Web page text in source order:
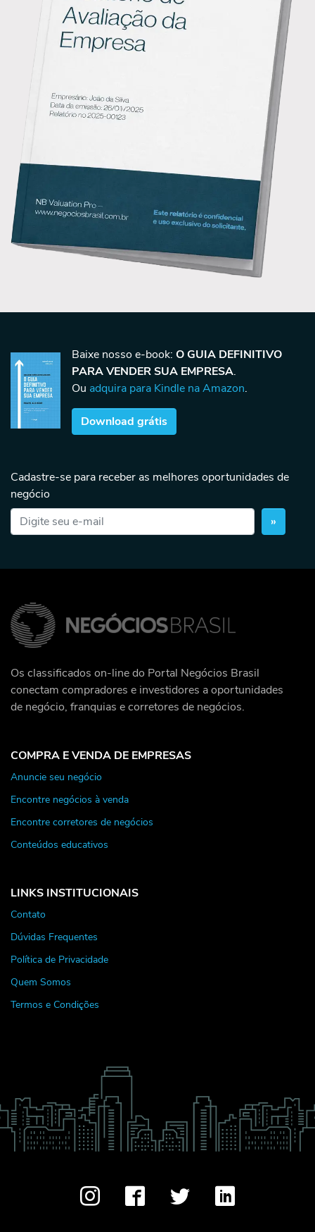
Baixe nosso e-book: O GUIA DEFINITIVO
PARA VENDER SUA EMPRESA.
Ou adquira para Kindle na Amazon.
Download grátis
Cadastre-se para receber as melhores oportunidades de
negócio
»
Os classificados on-line do Portal Negócios Brasil
conectam compradores e investidores a oportunidades
de negócio, franquias e corretores de negócios.
COMPRA E VENDA DE EMPRESAS
Anuncie seu negócio
Encontre negócios à venda
Encontre corretores de negócios
Conteúdos educativos
LINKS INSTITUCIONAIS
Contato
Dúvidas Frequentes
Política de Privacidade
Quem Somos
Termos e Condições